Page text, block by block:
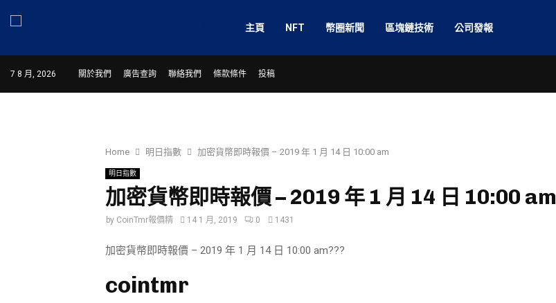
主頁 NFT 幣圈新聞 區塊鏈技術 公司發報
7 8 月, 2026 關於我們 廣告查詢 聯絡我們 條款條件 投稿
Home 明日指數 加密貨幣即時報價 – 2019 年 1 月 14 日 10:00 am
明日指數
加密貨幣即時報價 – 2019 年 1 月 14 日 10:00 am
by CoinTmr報價精 14 1 月, 2019 0 1431
加密貨幣即時報價 – 2019 年 1 月 14 日 10:00 am???
cointmr